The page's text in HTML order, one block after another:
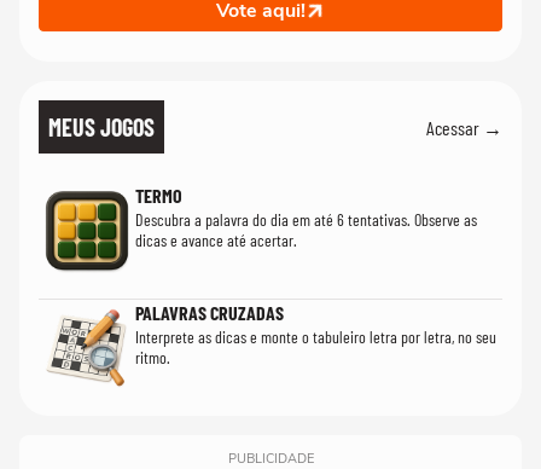
Vote aqui!
MEUS JOGOS Acessar →
TERMO
Descubra a palavra do dia em até 6 tentativas. Observe as
dicas e avance até acertar.
PALAVRAS CRUZADAS
Interprete as dicas e monte o tabuleiro letra por letra, no seu
ritmo.
PUBLICIDADE